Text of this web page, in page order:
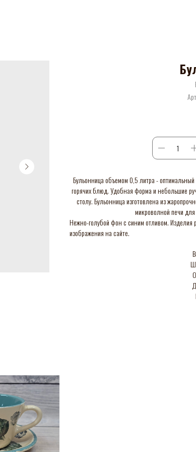
Бульонница объемом 0,5 литра -
горячих блюд. Удобная форма и небольшие
столу. Бульонница изготовлена из
микроволной печи
Нежно-голубой фон с синим отливом. Изделия
изображения на сайте.